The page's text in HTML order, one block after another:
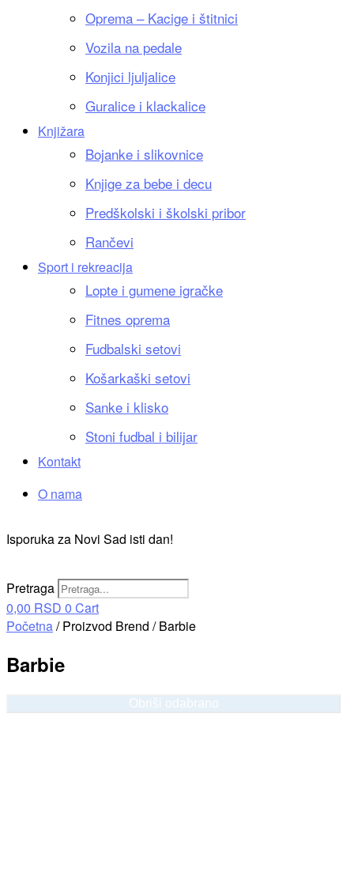
Oprema – Kacige i štitnici
Vozila na pedale
Konjici ljuljalice
Guralice i klackalice
Knjižara
Bojanke i slikovnice
Knjige za bebe i decu
Predškolski i školski pribor
Rančevi
Sport i rekreacija
Lopte i gumene igračke
Fitnes oprema
Fudbalski setovi
Košarkaški setovi
Sanke i klisko
Stoni fudbal i bilijar
Kontakt
O nama
Isporuka za Novi Sad isti dan!
Pretraga
0,00 RSD 0 Cart
Početna/ Proizvod Brend / Barbie
Barbie
Obriši odabrano